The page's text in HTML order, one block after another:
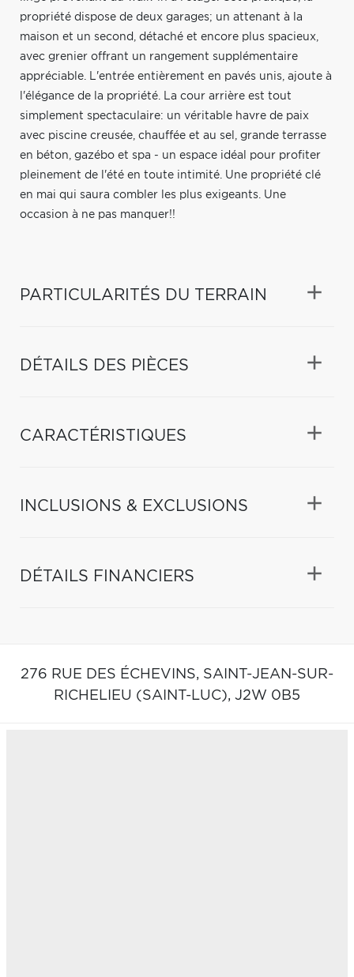
propriété dispose de deux garages; un attenant à la
maison et un second, détaché et encore plus spacieux,
avec grenier offrant un rangement supplémentaire
appréciable. L'entrée entièrement en pavés unis, ajoute à
l'élégance de la propriété. La cour arrière est tout
simplement spectaculaire: un véritable havre de paix
avec piscine creusée, chauffée et au sel, grande terrasse
en béton, gazébo et spa - un espace idéal pour profiter
pleinement de l'été en toute intimité. Une propriété clé
en mai qui saura combler les plus exigeants. Une
occasion à ne pas manquer!!
PARTICULARITÉS DU TERRAIN
DÉTAILS DES PIÈCES
CARACTÉRISTIQUES
INCLUSIONS & EXCLUSIONS
DÉTAILS FINANCIERS
276 RUE DES ÉCHEVINS, SAINT-JEAN-SUR-
RICHELIEU (SAINT-LUC), J2W 0B5